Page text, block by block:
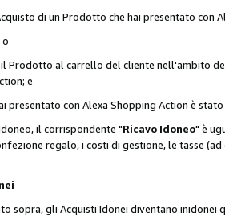
di un Prodotto che hai presentato con
Prodotto al carrello del cliente nell'ambito
e
con Alexa Shopping Action è
il corrispondente "Ricavo Idoneo" è
regalo, i costi di gestione, le tasse
sopra, gli Acquisti Idonei diventano